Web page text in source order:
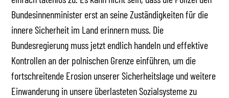
Bundesinnenminister erst an seine Zuständigkeiten für die
innere Sicherheit im Land erinnern muss. Die
Bundesregierung muss jetzt endlich handeln und effektive
Kontrollen an der polnischen Grenze einführen, um die
fortschreitende Erosion unserer Sicherheitslage und weitere
Einwanderung in unsere überlasteten Sozialsysteme zu